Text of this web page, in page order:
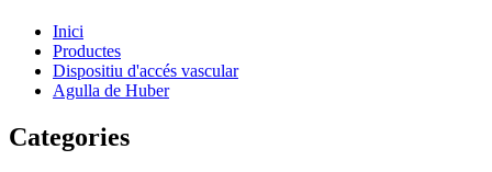
Inici
Productes
Dispositiu d'accés vascular
Agulla de Huber
Categories